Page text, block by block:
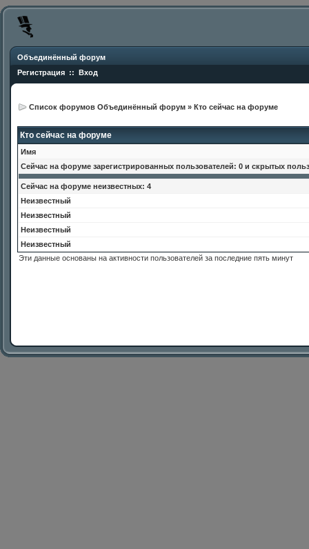
Объединённый форум
Регистрация :: Вход
Список форумов Объединённый форум » Кто сейчас на форуме
Кто сейчас на форуме
Имя
Сейчас на форуме зарегистрированных пользователей: 0 и скрытых
Сейчас на форуме неизвестных: 4
Неизвестный
Неизвестный
Неизвестный
Неизвестный
Эти данные основаны на активности пользователей за последние пять минут